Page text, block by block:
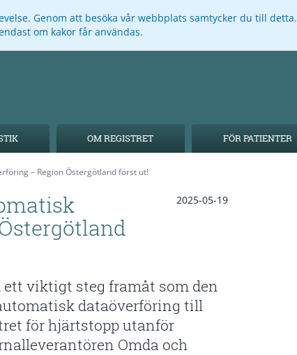
Genom att besöka vår webbplats samtycker du till detta.
om kakor får användas.
OM REGISTRET FÖR PATIENTER
– Region Östergötland först ut!
2025-05-19
ett viktigt steg framåt som den
dataöverföring till
för hjärtstopp utanför
Omda och